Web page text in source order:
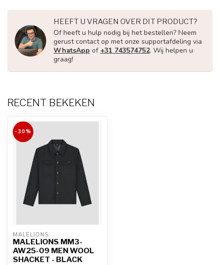
HEEFT U VRAGEN OVER DIT PRODUCT?
Of heeft u hulp nodig bij het bestellen? Neem
gerust contact op met onze supportafdeling via
WhatsApp of +31 743574752. Wij helpen u
graag!
RECENT BEKEKEN
-30%
MALELIONS
MALELIONS MM3-
AW25-09 MEN WOOL
SHACKET - BLACK